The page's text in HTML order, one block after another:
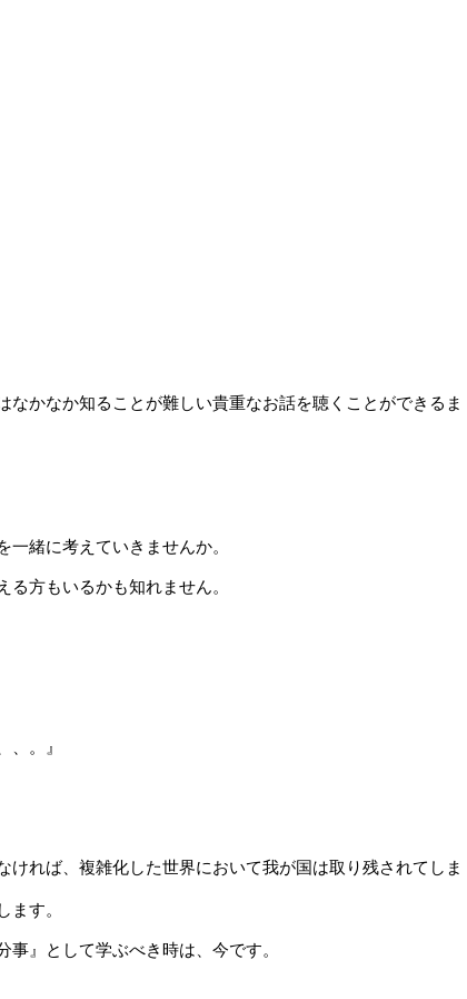
かなか知ることが難しい貴重なお話を聴くことができるま
緒に考えていきませんか。
方もいるかも知れません。
、。』
れば、複雑化した世界において我が国は取り残されてしま
す。
』として学ぶべき時は、今です。